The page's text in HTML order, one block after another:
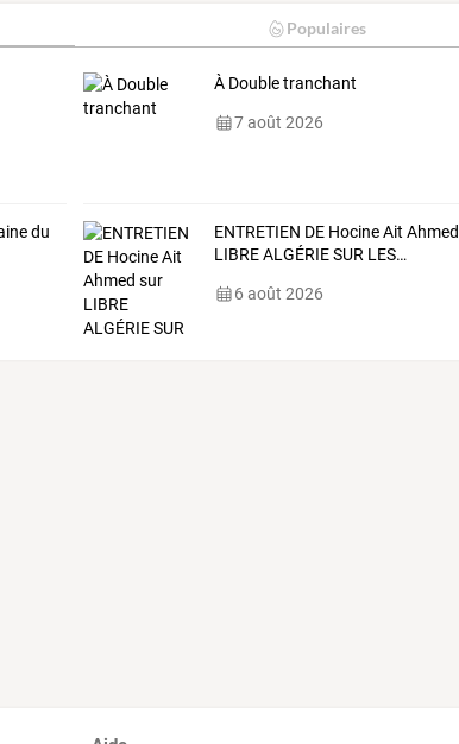
Populaires
À Double tranchant
7 août 2026
du
ENTRETIEN DE HocineAit Ahmed
LIBREALGÉRIESUR LES…
6 août 2026